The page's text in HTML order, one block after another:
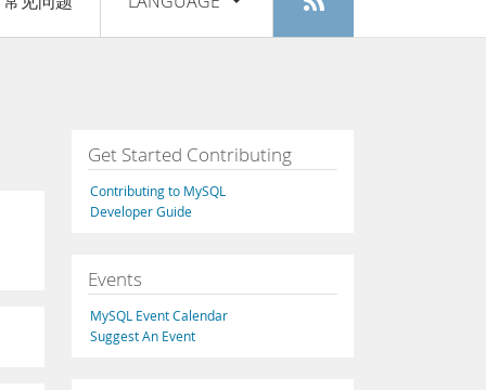
|注册
Français
Italiano
Русский
Português
Get Started Contributing
Contributing to MySQL
Developer Guide
Events
MySQL Event Calendar
Suggest An Event